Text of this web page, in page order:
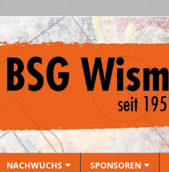
NACHWUCHS SPONSOREN